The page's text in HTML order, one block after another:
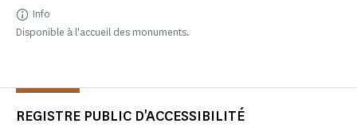
Info
Disponible à l'accueil des monuments.
REGISTRE PUBLIC D'ACCESSIBILITÉ